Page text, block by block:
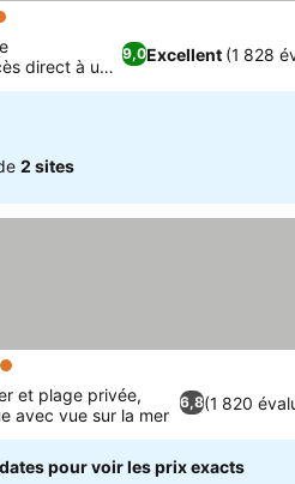
9,0Excellent (1 828
direct à une
2 sites
6,8(1 820
et plage privée,
avec vue sur la mer
pour voir les prix exacts